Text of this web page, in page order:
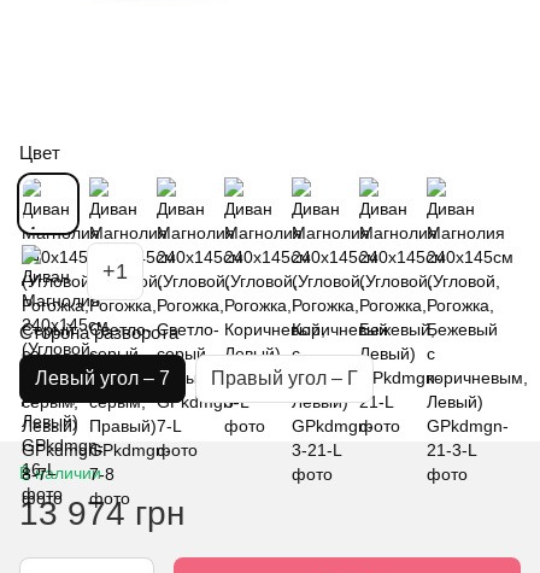
Цвет
+1
Сторона разворота
Левый угол – 7 Правый угол – Г
В наличии
13 974 грн